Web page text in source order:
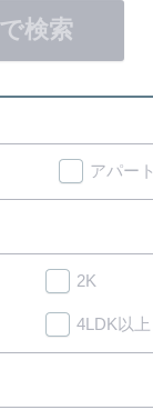
検索
アパート
2K
4LDK以上